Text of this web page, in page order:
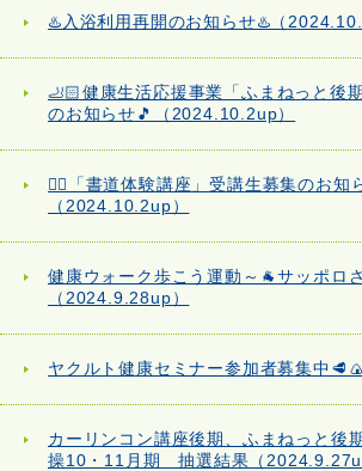
♨️入浴利用再開のお知らせ♨️（
🦶🏻健康生活応援事業「ふまねっと後
のお知らせ🎵（2024.10.2up）
✍🏻「書道体験講座」受講生募集のお知
（2024.10.2up）
健康ウォーク歩こう運動～🐐サッポロ
（2024.9.28up）
ヤクルト健康セミナー参加者募集中
カーリンコン講座後期、ふまねっと後
操10・11月期 抽選結果（